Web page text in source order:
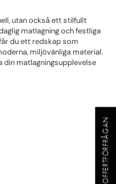
utan också ett stilfullt
matlagning och festliga
du ett redskap som
miljövänliga material.
din matlagningsupplevelse
OFFERTFÖRFRÅGAN